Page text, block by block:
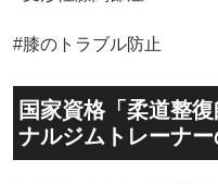
#膝のトラブル防止
国家資格「柔道整
ナルジムトレーナー